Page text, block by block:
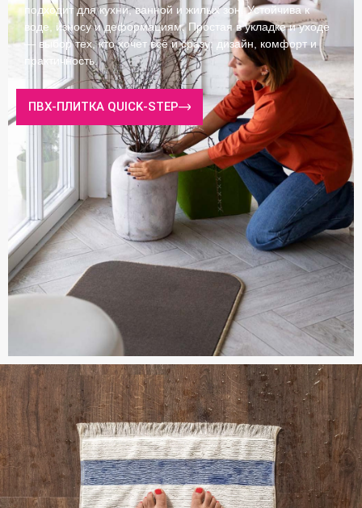
подходит для кухни, ванной и жилых зон. Устойчива к
воде, износу и деформациям. Простая в укладке и уходе
— выбор тех, кто хочет всё и сразу: дизайн, комфорт и
практичность.
ПВХ-ПЛИТКА QUICK‑STEP